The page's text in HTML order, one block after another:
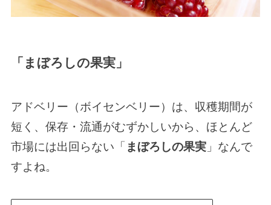
「まぼろしの果実」
アドベリー（ボイセンベリー）は、収穫期間が
短く、保存・流通がむずかしいから、ほとんど
市場には出回らない「 まぼろしの果実」なんで
すよね。